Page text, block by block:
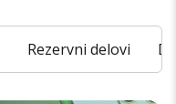
Rezervni delovi